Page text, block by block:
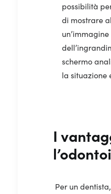
possibilità
di mostrare
un’immagine
schermo
la situazione
I
Per un